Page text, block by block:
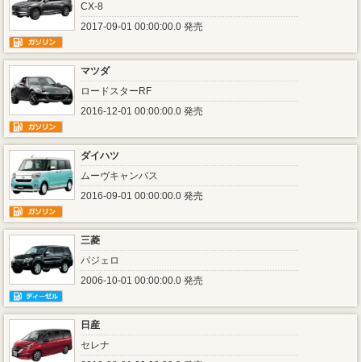
CX-8
2017-09-01 00:00:00.0 発売
マツダ
ロードスターRF
2016-12-01 00:00:00.0 発売
ダイハツ
ムーヴキャンバス
2016-09-01 00:00:00.0 発売
三菱
パジェロ
2006-10-01 00:00:00.0 発売
日産
セレナ